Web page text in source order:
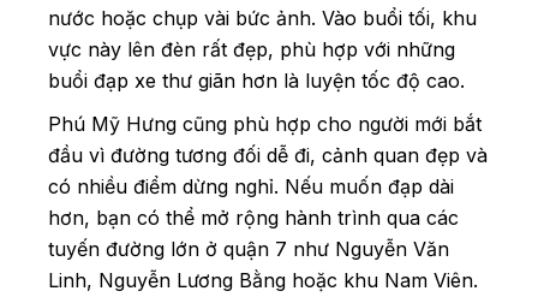
nước hoặc chụp vài bức ảnh. Vào buổi tối, khu
vực này lên đèn rất đẹp, phù hợp với những
buổi đạp xe thư giãn hơn là luyện tốc độ cao.
Phú Mỹ Hưng cũng phù hợp cho người mới bắt
đầu vì đường tương đối dễ đi, cảnh quan đẹp và
có nhiều điểm dừng nghỉ. Nếu muốn đạp dài
hơn, bạn có thể mở rộng hành trình qua các
tuyến đường lớn ở quận 7 như Nguyễn Văn
Linh, Nguyễn Lương Bằng hoặc khu Nam Viên.